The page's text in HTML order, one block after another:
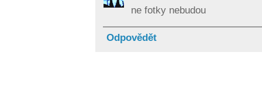
ne fotky nebudou
Odpovědět